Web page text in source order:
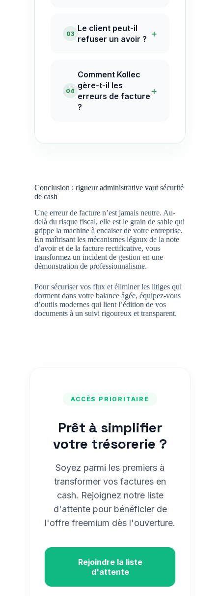
03
Le client peut-il
refuser un avoir ? +
04
Comment Kollec
gère-t-il les
erreurs de facture
?
+
Conclusion : rigueur administrative vaut sécurité
de cash
Une erreur de facture n’est jamais neutre. Au-
delà du risque fiscal, elle est le grain de sable qui
grippe la machine à encaiser de votre entreprise.
En maîtrisant les mécanismes légaux de la note
d’avoir et de la facture rectificative, vous
transformez un incident de gestion en une
démonstration de professionnalisme.
Pour sécuriser vos flux et éliminer les litiges qui
dorment dans votre balance âgée, équipez-vous
d’outils modernes qui lient l’édition de vos
documents à un suivi rigoureux et transparent.
ACCÈS PRIORITAIRE
Prêt à simplifier
votre trésorerie ?
Soyez parmi les premiers à
transformer vos factures en
cash. Rejoignez notre liste
d'attente pour bénéficier de
l'offre freemium dès l'ouverture.
Rejoindre la liste
d'attente